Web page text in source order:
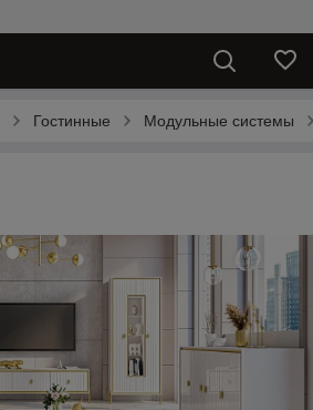
Гостинные Модульные системы